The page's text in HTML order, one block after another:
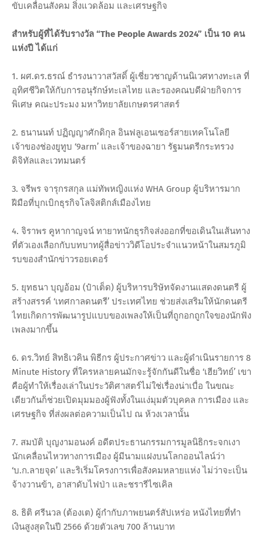
ขับเคลื่อนสังคม สิ่งแวดล้อม และเศรษฐกิจ
สำหรับผู้ที่ได้รับรางวัล “The People Awards 2024” เป็น 10 คน
แห่งปี ได้แก่
1. ผศ.ดร.ธรณ์ ธำรงนาวาสวัสดิ์ ผู้เชี่ยวชาญด้านนิเวศทางทะเล ที่
อุทิศชีวิตให้กับการอนุรักษ์ทะเลไทย และรองคณบดีฝ่ายกิจการ
พิเศษ คณะประมง มหาวิทยาลัยเกษตรศาสตร์
2. ธนานนท์ ปฏิญญาศักดิกุล อินฟลูเอนเซอร์สายเทคโนโลยี
เจ้าของช่องยูทูบ ‘9arm’ และเจ้าของฉายา รัฐมนตรีกระทรวง
ดิจิทัลและเวทมนตร์
3. จรีพร จารุกรสกุล แม่ทัพหญิงแห่ง WHA Group ผู้บริหารมาก
ฝีมือที่บุกเบิกธุรกิจโลจิสติกส์เมืองไทย
4. จิราพร คูหากาญจน์ ทายาทนักธุรกิจส่งออกที่ขอเดินในเส้นทาง
ที่ตัวเองเลือกกับบทบาทผู้สื่อข่าววิดีโอประจำแนวหน้าในสมรภูมิ
รบของสำนักข่าวรอยเตอร์
5. ยุทธนา บุญอ้อม (ป๋าเต็ด) ผู้บริหารบริษัทจัดงานแสดงดนตรี ผู้
สร้างสรรค์ ‘เทศกาลดนตรี’ ประเทศไทย ช่วยส่งเสริมให้นักดนตรี
ไทยเกิดการพัฒนารูปแบบของเพลงให้เป็นที่ถูกอกถูกใจของนักฟัง
เพลงมากขึ้น
6. ดร.วิทย์ สิทธิเวคิน พิธีกร ผู้ประกาศข่าว และผู้ดำเนินรายการ 8
Minute History ที่ใครหลายคนมักจะรู้จักกันดีในชื่อ ‘เฮียวิทย์’ เขา
คือผู้ทำให้เรื่องเล่าในประวัติศาสตร์ไม่ใช่เรื่องน่าเบื่อ ในขณะ
เดียวกันก็ช่วยเปิดมุมมองผู้ฟังทั้งในแง่มุมตัวบุคคล การเมือง และ
เศรษฐกิจ ที่ส่งผลต่อความเป็นไป ณ ห้วงเวลานั้น
7. สมบัติ บุญงามอนงค์ อดีตประธานกรรมการมูลนิธิกระจกเงา
นักเคลื่อนไหวทางการเมือง ผู้มีนามแฝงบนโลกออนไลน์ว่า
‘บ.ก.ลายจุด’ และริเริ่มโครงการเพื่อสังคมหลายแห่ง ไม่ว่าจะเป็น
จ้างวานข้า, อาสาดับไฟป่า และชรารีไซเคิล
8. ธิติ ศรีนวล (ต้องเต) ผู้กำกับภาพยนตร์สัปเหร่อ หนังไทยที่ทำ
เงินสูงสุดในปี 2566 ด้วยตัวเลข 700 ล้านบาท